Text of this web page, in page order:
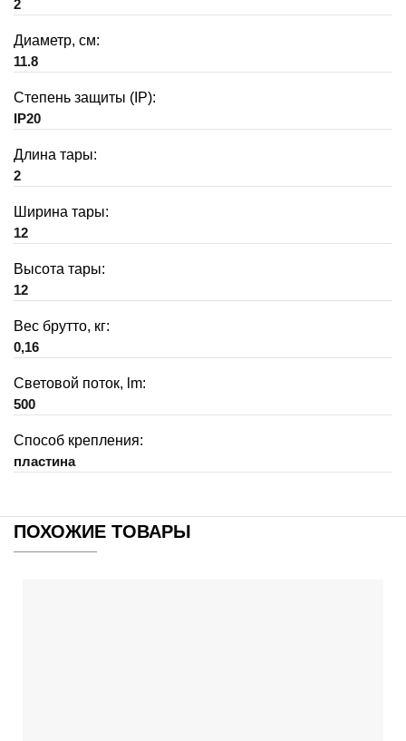
2
Диаметр, см:
11.8
Степень защиты (IP):
IP20
Длина тары:
2
Ширина тары:
12
Высота тары:
12
Вес брутто, кг:
0,16
Световой поток, lm:
500
Способ крепления:
пластина
ПОХОЖИЕ ТОВАРЫ